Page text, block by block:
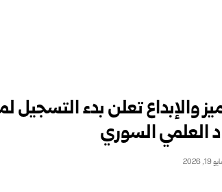
والإبداع تعلن بدء التسجيل
العلمي السوري
19, 2026